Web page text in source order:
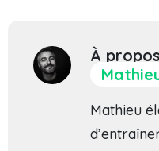
À
Mathieu